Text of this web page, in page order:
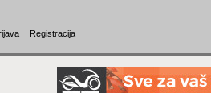
Registracija